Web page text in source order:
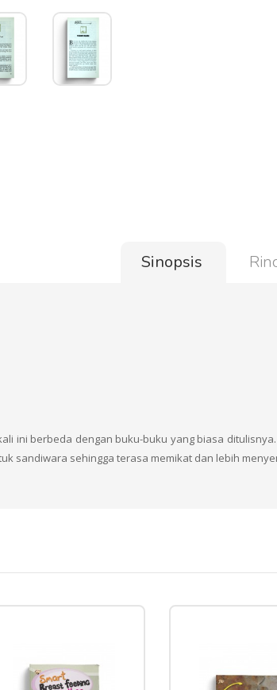
Sinopsis
kali ini berbeda dengan buku-buku yang biasa
sandiwara sehingga terasa memikat dan lebih